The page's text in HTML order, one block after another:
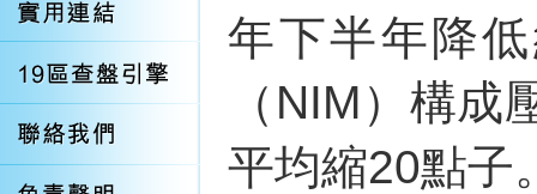
年下半年降
（NIM）構
平均縮20點子